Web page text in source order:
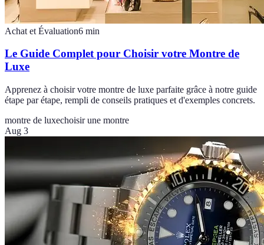
Achat et Évaluation6 min
Le Guide Complet pour Choisir votre Montre de
Luxe
Apprenez à choisir votre montre de luxe parfaite grâce à notre guide
étape par étape, rempli de conseils pratiques et d'exemples concrets.
montre de luxechoisir une montre
Aug 3